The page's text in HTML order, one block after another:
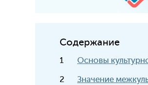
Содержание
Основы
Значение